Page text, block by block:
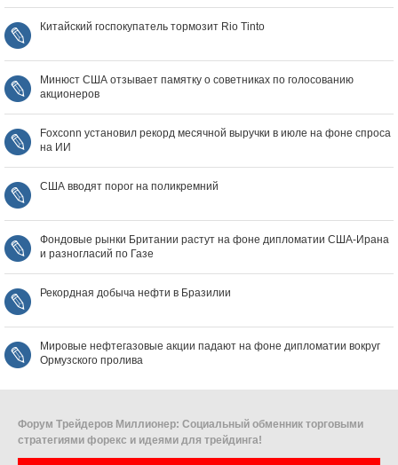
Китайский госпокупатель тормозит Rio Tinto
Минюст США отзывает памятку о советниках по голосованию
акционеров
Foxconn установил рекорд месячной выручки в июле на фоне спроса
на ИИ
США вводят порог на поликремний
Фондовые рынки Британии растут на фоне дипломатии США‑Ирана
и разногласий по Газе
Рекордная добыча нефти в Бразилии
Мировые нефтегазовые акции падают на фоне дипломатии вокруг
Ормузского пролива
Форум Трейдеров Миллионер: Социальный обменник торговыми
стратегиями форекс и идеями для трейдинга!